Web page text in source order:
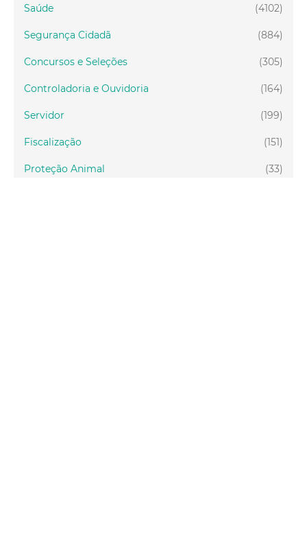
(4102)
Saúde
(884)
Segurança Cidadã
(305)
Concursos e Seleções
(164)
Controladoria e Ouvidoria
(199)
Servidor
(151)
Fiscalização
(33)
Proteção Animal